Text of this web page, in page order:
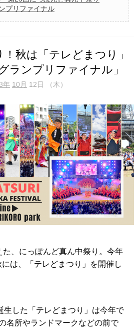
プリファイナル
秋は「テレどまつり」
ランプリファイナル」
年 10月 12日 （木）
た、にっぽんど真ん中祭り。今年
は、「テレどまつり」を開催し
生した「テレどまつり」は今年で
名所やランドマークなどの前で